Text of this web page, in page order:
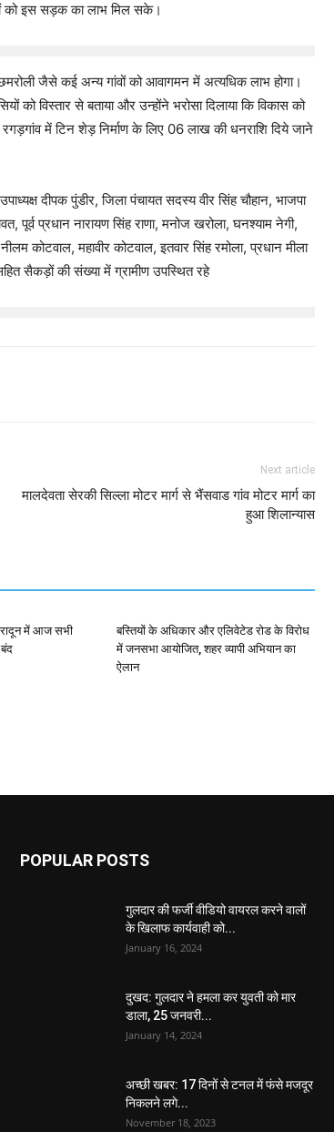
को इस सड़क का लाभ मिल सके।
जैसे कई अन्य गांवों को आवागमन में अत्यधिक लाभ होगा।
को विस्तार से बताया और उन्होंने भरोसा दिलाया कि विकास को
में टिन शेड़ निर्माण के लिए 06 लाख की धनराशि दिये जाने
दीपक पुंडीर, जिला पंचायत सदस्य वीर सिंह चौहान, भाजपा
पूर्व प्रधान नारायण सिंह राणा, मनोज खरोला, घनश्याम नेगी,
कोटवाल, महावीर कोटवाल, इतवार सिंह रमोला, प्रधान मीला
सैकड़ों की संख्या में ग्रामीण उपस्थित रहे
Next article
मालदेवता सेरकी सिल्ला मोटर मार्ग से भैंसवाड गांव मोटर मार्ग का
हुआ शिलान्यास
में आज सभी
बस्तियों के अधिकार और एलिवेटेड रोड के विरोध
में जनसभा आयोजित, शहर व्यापी अभियान का
ऐलान
POPULAR POSTS
गुलदार की फर्जी वीडियो वायरल करने वालों
के खिलाफ कार्यवाही को...
January 16, 2024
दुखद: गुलदार ने हमला कर युवती को मार
डाला, 25 जनवरी...
January 14, 2024
अच्छी खबर: 17 दिनों से टनल में फंसे मजदूर
निकलने लगे...
November 18, 2023